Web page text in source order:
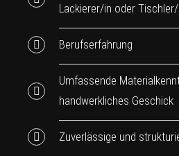
Lackierer/in oder
Berufserfahrung
Umfassende
handwerkliches Geschick
Zuverlässige und